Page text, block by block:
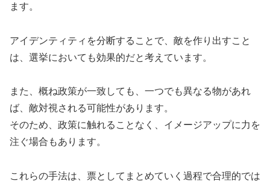
ます。
アイデンティティを分断することで、敵を作り出すこと
は、選挙においても効果的だと考えています。
また、概ね政策が一致しても、一つでも異なる物があれ
ば、敵対視される可能性があります。
そのため、政策に触れることなく、イメージアップに力を
注ぐ場合もあります。
これらの手法は、票としてまとめていく過程で合理的では